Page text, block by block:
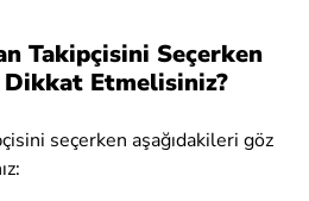
Takipçisini Seçerken
Etmelisiniz?
seçerken aşağıdakileri göz